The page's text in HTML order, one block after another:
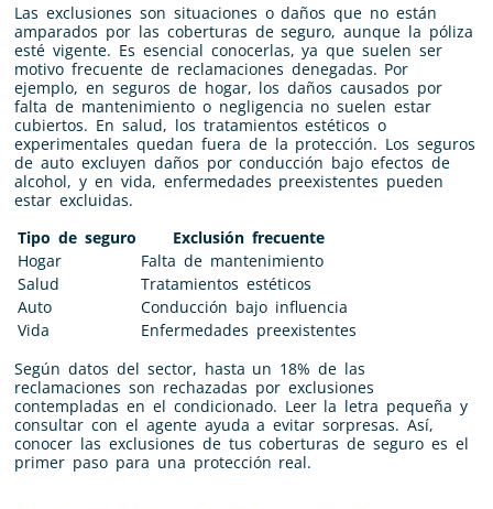
Las exclusiones son situaciones o daños que no están
amparados por las coberturas de seguro, aunque la póliza
esté vigente. Es esencial conocerlas, ya que suelen ser
motivo frecuente de reclamaciones denegadas. Por
ejemplo, en seguros de hogar, los daños causados por
falta de mantenimiento o negligencia no suelen estar
cubiertos. En salud, los tratamientos estéticos o
experimentales quedan fuera de la protección. Los seguros
de auto excluyen daños por conducción bajo efectos de
alcohol, y en vida, enfermedades preexistentes pueden
estar excluidas.
Tipo de seguro
Exclusión frecuente
Hogar
Falta de mantenimiento
Salud
Tratamientos estéticos
Auto
Conducción bajo influencia
Vida
Enfermedades preexistentes
Según datos del sector, hasta un 18% de las
reclamaciones son rechazadas por exclusiones
contempladas en el condicionado. Leer la letra pequeña y
consultar con el agente ayuda a evitar sorpresas. Así,
conocer las exclusiones de tus coberturas de seguro es el
primer paso para una protección real.